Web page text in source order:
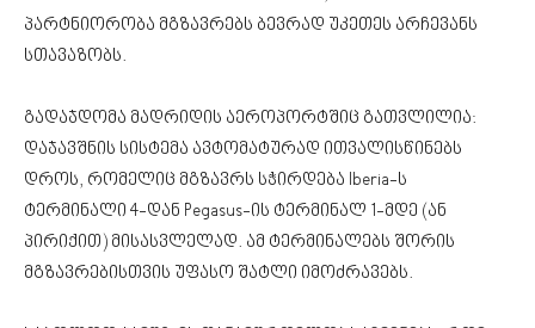
პარტნიორობა მგზავრებს ბევრად უკეთეს არჩევანს
სთავაზობს.
გადაჯდომა მადრიდის აეროპორტშიც გათვლილია:
დაჯავშნის სისტემა ავტომატურად ითვალისწინებს
დროს, რომელიც მგზავრს სჭირდება Iberia-ს
ტერმინალი 4-დან Pegasus-ის ტერმინალ 1-მდე (ან
პირიქით) მისასვლელად. ამ ტერმინალებს შორის
მგზავრებისთვის უფასო შატლი იმოძრავებს.